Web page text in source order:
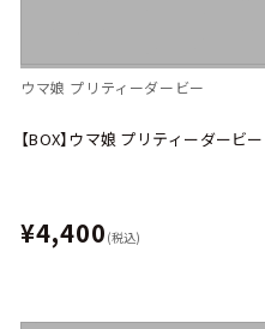
ウマ娘 プリティーダービー
【BOX】ウマ娘 プリティーダービ
¥4,400 (税込)